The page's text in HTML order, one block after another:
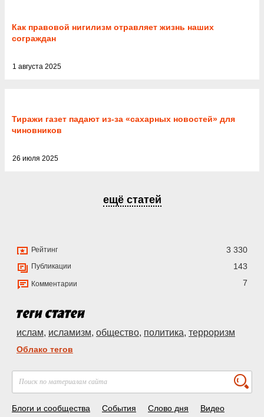
Как правовой нигилизм отравляет жизнь наших
сограждан
1 августа 2025
Тиражи газет падают из-за «сахарных новостей» для
чиновников
26 июля 2025
ещё статей
Рейтинг 3 330
Публикации 143
Комментарии 7
ислам, исламизм, общество, политика, терроризм
Облако тегов
Блоги и сообщества События Слово дня Видео